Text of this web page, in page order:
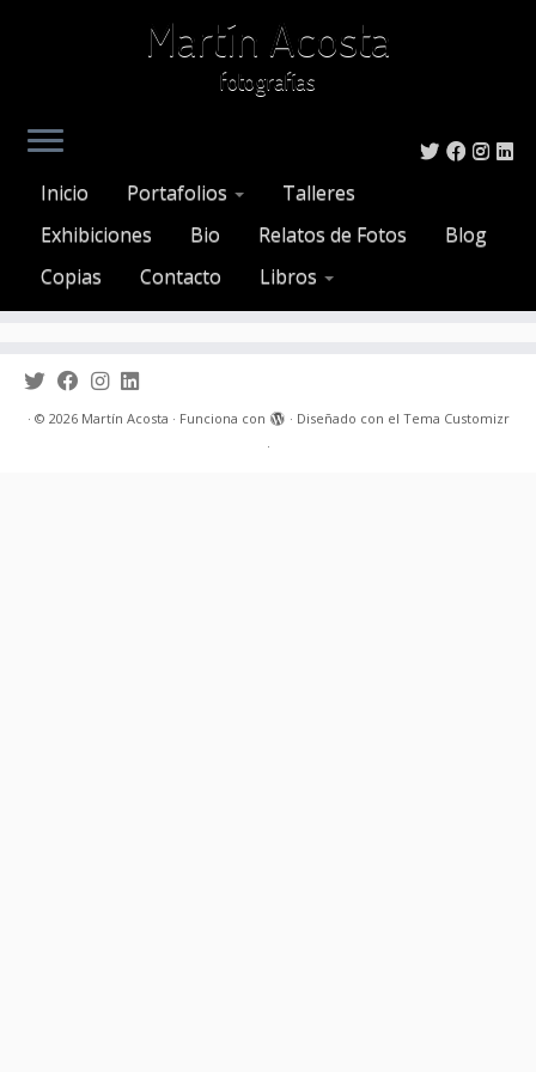
Saltar
contenido
Martín Acosta
fotografías
Inicio Portafolios
Talleres
Exhibiciones
Bio Relatos de Fotos
Blog
Copias
Contacto Libros
Att. Tag:condor
· © 2026 Martín Acosta · Funciona con · Diseñado con el Tema Customizr
·